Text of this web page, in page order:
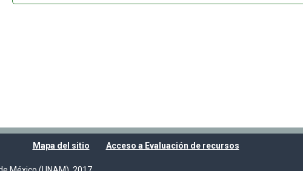
Mapa del sitio Acceso a Evaluación de recursos